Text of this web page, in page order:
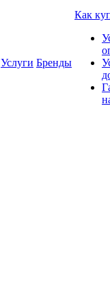
Услуги Бренды
Как